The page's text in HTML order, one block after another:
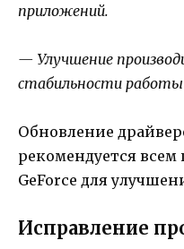
приложений.
— Улучшение
стабильности
Обновление
рекомендуется всем
GeForce для
Исправление